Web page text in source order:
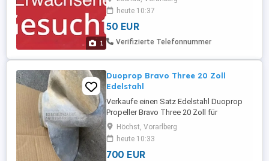
1
Danke im Voraus für Ihre Nachricht
heute 10:37
50 EUR
Verifizierte Telefonnummer
Duoprop Bravo Three 20 Zoll
Edelstahl
Verkaufe einen Satz Edelstahl Duoprop
Propeller Bravo Three 20 Zoll für
Mercruiser in sehr gutem Zustand. Keine
Grundberührung oder Beschädigungen.
Waren für mich zu klein deshalb der
Verkauf ! Abholung in Vorarlberg 6973
Höchst, Vorarlberg
heute 10:33
700 EUR